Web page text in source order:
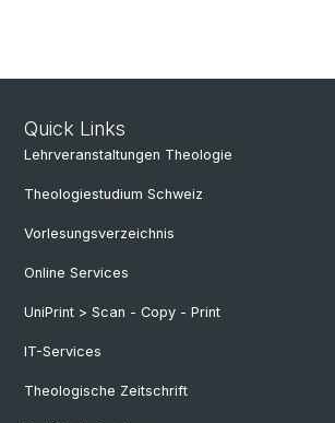
Quick Links
Lehrveranstaltungen Theologie
Theologiestudium Schweiz
Vorlesungsverzeichnis
Online Services
UniPrint > Scan - Copy - Print
IT-Services
Theologische Zeitschrift